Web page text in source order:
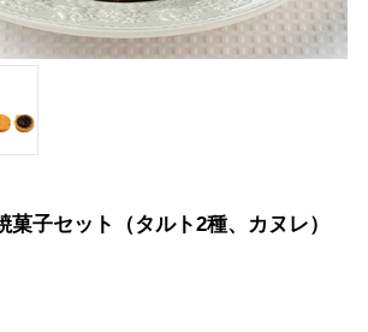
菓子セット（タルト2種、カヌレ）